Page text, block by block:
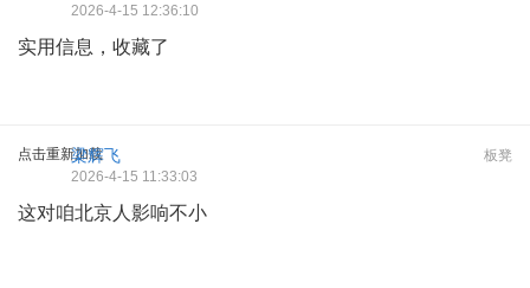
2026-4-15 12:36:10
实用信息，收藏了
点击重新加载 板凳
梁辉飞
2026-4-15 11:33:03
这对咱北京人影响不小